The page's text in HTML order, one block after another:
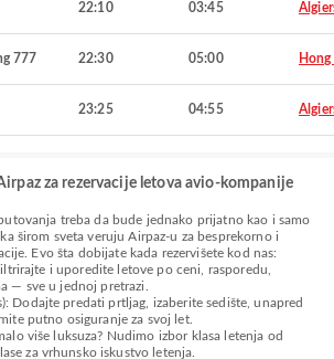
22:10 03:45
777 22:30 05:00
23:25 04:55
za rezervacije letova avio-kompanije
treba da bude jednako prijatno kao i samo
širom sveta veruju Airpaz-u za besprekorno i
Evo šta dobijate kada rezervišete kod nas:
i uporedite letove po ceni, rasporedu,
— sve u jednoj pretrazi.
Dodajte predati prtljag, izaberite sedište, unapred
putno osiguranje za svoj let.
više luksuza? Nudimo izbor klasa letenja od
za vrhunsko iskustvo letenja.